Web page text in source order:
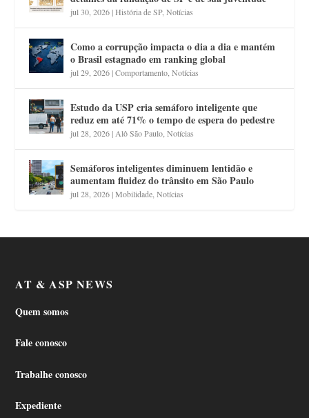
jul 30, 2026|História de SP,Notícias
Como a corrupção impacta o dia a dia e mantém
o Brasil estagnado em ranking global
jul 29, 2026|Comportamento ,Notícias
Estudo da USP cria semáforo inteligente que
reduz em até 71% o tempo de espera do pedestre
jul 28, 2026| Alô São Paulo ,Notícias
Semáforos inteligentes diminuem lentidão e
aumentam fluidez do trânsito em São Paulo
jul 28, 2026|Mobilidade ,Notícias
AT & ASP NEWS
Quem somos
Fale conosco
Trabalhe conosco
Expediente